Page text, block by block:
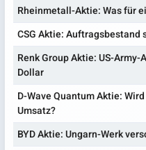
Rheinmetall-Aktie: Was für
CSG Aktie:
Renk Group Aktie: US-
Dollar
D-Wave Quantum Aktie:
Umsatz?
BYD Aktie: Ungarn-Werk